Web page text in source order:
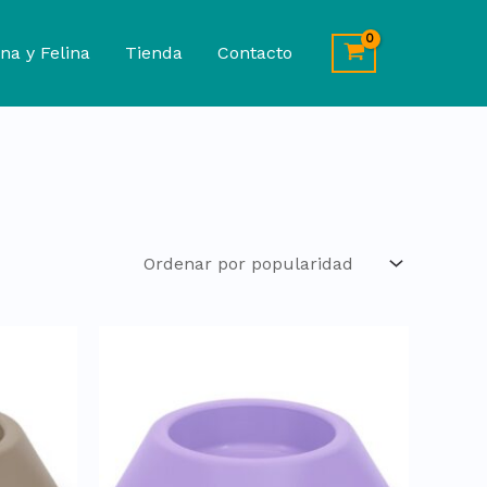
y Felina Tienda Contacto